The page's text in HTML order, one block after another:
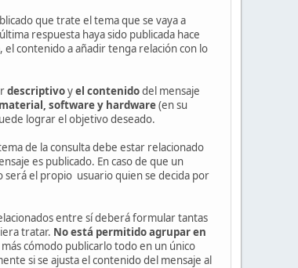
que trate el tema que se vaya a
respuesta haya sido publicada hace
el contenido a añadir tenga relación con lo
descriptivoyel contenidodel mensaje
material, software y hardware(en su
lograr el objetivo deseado.
de la consulta debe estar relacionado
es publicado. En caso de que un
el propio usuario quien se decida por
entre sí deberá formular tantas
tratar. No está permitido agrupar en
cómodo publicarlo todo en un único
si se ajusta el contenido del mensaje al